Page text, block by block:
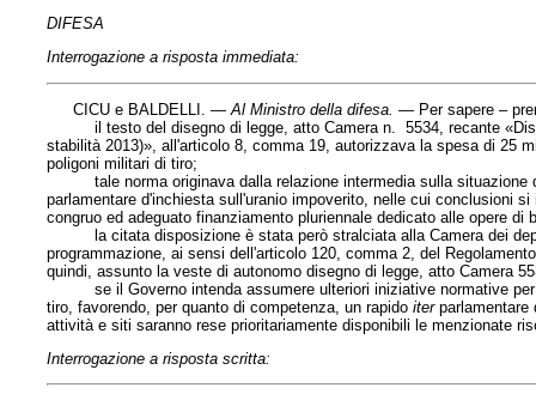
DIFESA
Interrogazione a risposta immediata:
CICU e BALDELLI. —Al Ministro della difesa . — Per sapere –
il testo del disegno di legge, atto Camera n. 5534, recante
stabilità 2013)», all'articolo 8, comma 19, autorizzava la spesa di 25
poligoni militari di tiro;
tale norma originava dalla relazione intermedia sulla situazione
parlamentare d'inchiesta sull'uranio impoverito, nelle cui conclusioni
congruo ed adeguato finanziamento pluriennale dedicato alle opere di
la citata disposizione è stata però stralciata alla Camera dei
programmazione, ai sensi dell'articolo 120, comma 2, del
quindi, assunto la veste di autonomo disegno di legge, atto Camera
se il Governo intenda assumere ulteriori iniziative normative per
tiro, favorendo, per quanto di competenza, un rapidoiterparlamentare
attività e siti saranno rese prioritariamente disponibili le menzionate
Interrogazione a risposta scritta: